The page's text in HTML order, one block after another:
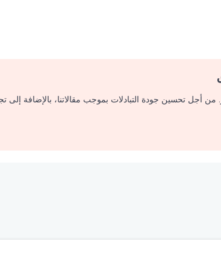
من أجل تحسين جودة التبادلات بموجب مقالاتنا، بالإضافة